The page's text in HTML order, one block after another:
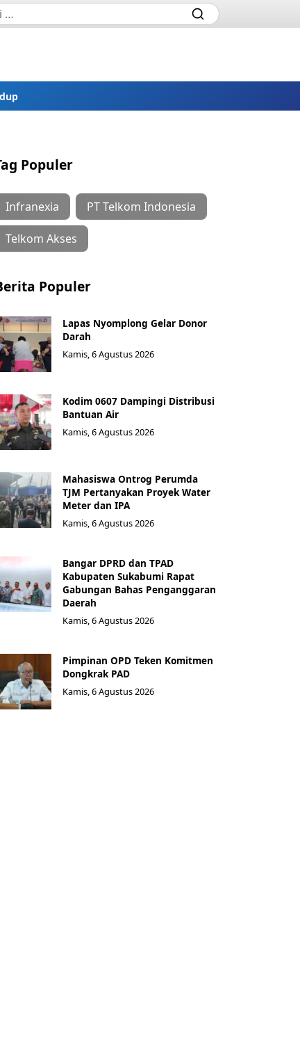
Populer
Infranexia PT Telkom Indonesia
Telkom Akses
Populer
Lapas Nyomplong Gelar Donor
Darah
Kamis, 6 Agustus 2026
Kodim 0607 Dampingi Distribusi
Bantuan Air
Kamis, 6 Agustus 2026
Mahasiswa Ontrog Perumda
TJM Pertanyakan Proyek Water
Meter dan IPA
Kamis, 6 Agustus 2026
Bangar DPRD dan TPAD
Kabupaten Sukabumi Rapat
Gabungan Bahas Penganggaran
Daerah
Kamis, 6 Agustus 2026
Pimpinan OPD Teken Komitmen
Dongkrak PAD
Kamis, 6 Agustus 2026